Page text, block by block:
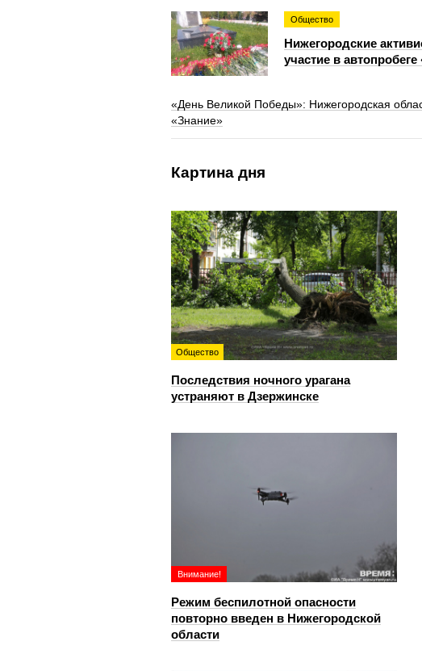
Общество
Нижегородские
участие в
«День Великой Победы»: Нижегородская
«Знание»
Картина дня
Общество
Последствия ночного урагана
устраняют в Дзержинске
Внимание!
Режим беспилотной опасности
повторно введен в Нижегородской
области